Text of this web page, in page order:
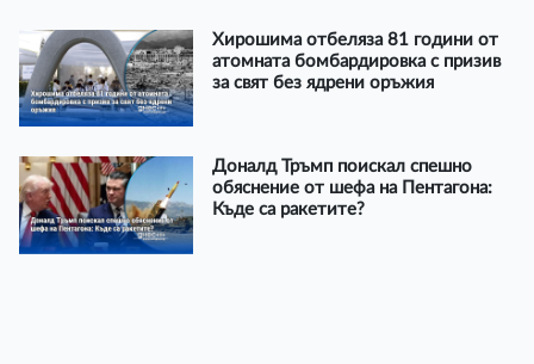
Хирошима отбеляза 81 години от
атомната бомбардировка с призив
за свят без ядрени оръжия
Доналд Тръмп поискал спешно
обяснение от шефа на Пентагона:
Къде са ракетите?